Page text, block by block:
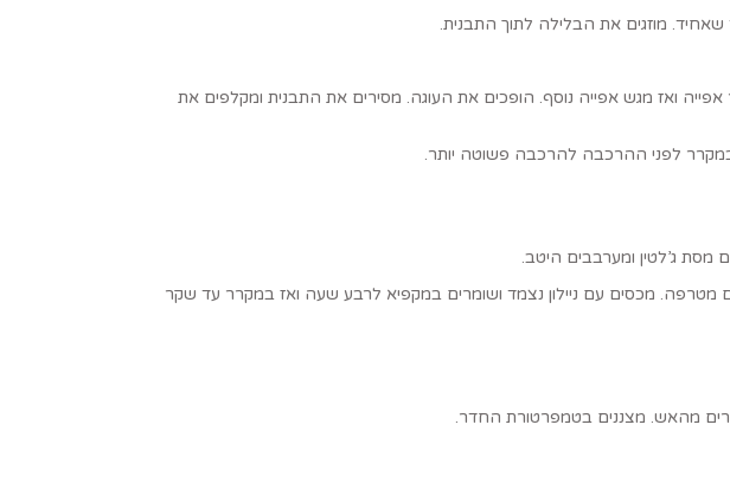
מוזגים את הבלילה לתוך התבנית.
לעוגה. מצננים בטמפרטורת החדר כ-10-15 דקות. מניחים על העוגה נייר אפייה ואז מגש אפייה נוסף. הופכים את העוגה. מסירים את התבנית ומקלפים את
לפני ההרכבה להרכבה פשוטה יותר.
מכסים עם ניילון נצמד ושומרים במקפיא לרבע שעה ואז במקרר עד שקר
מהאש. מצננים בטמפרטורת החדר.